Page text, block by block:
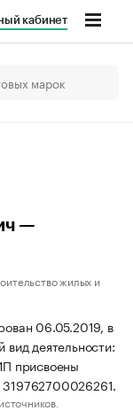
кабинет
—
жилых и
06.05.2019, в
деятельности:
присвоены